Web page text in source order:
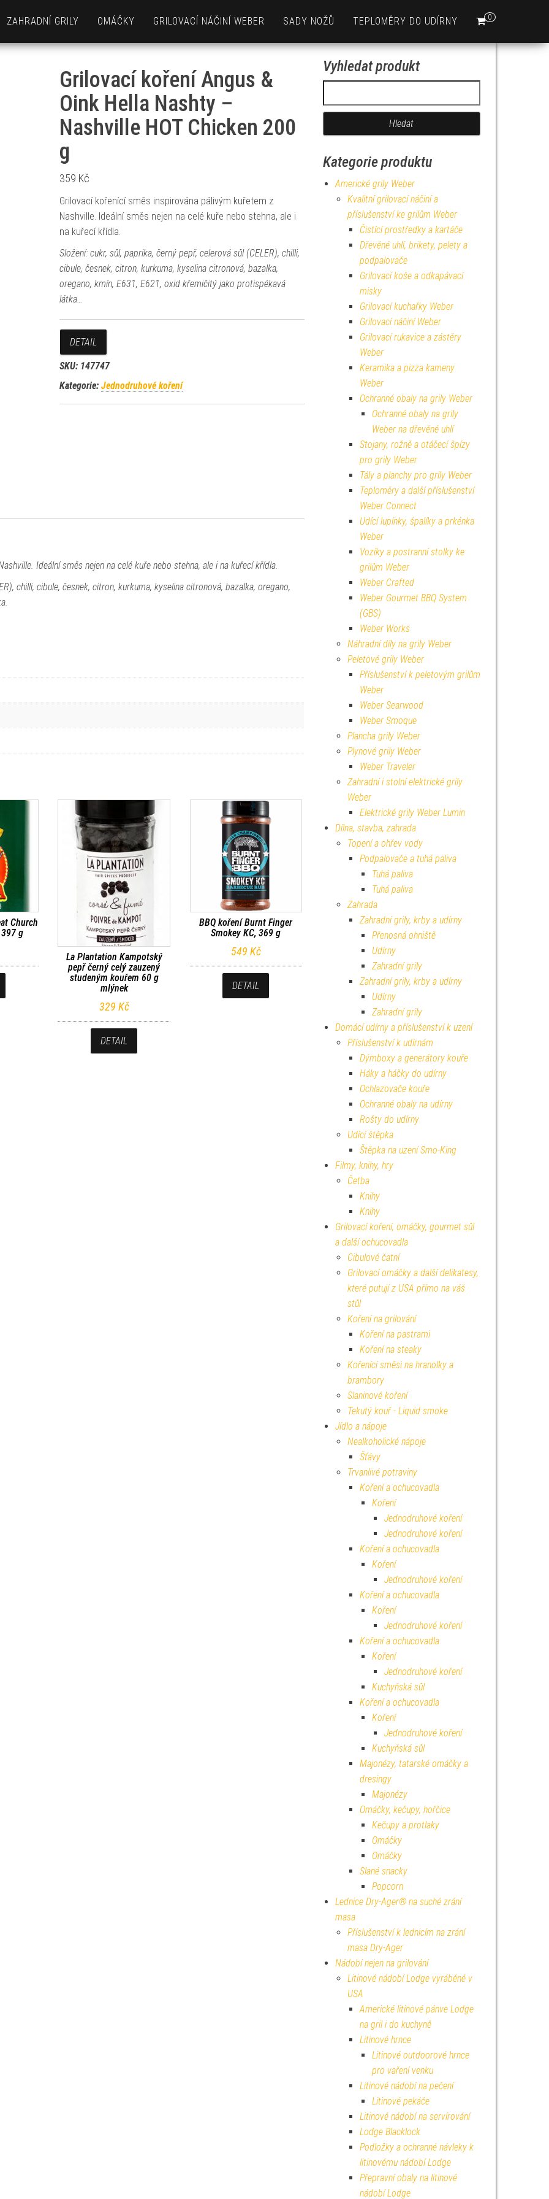
0
ZAHRADNÍ GRILY OMÁČKY GRILOVACÍ NÁČINÍ WEBER SADY NOŽŮ TEPLOMĚRY DO UDÍRNY
Grilovací koření Angus &
Oink Hella Nashty –
Nashville HOT Chicken 200
g
359 Kč
Grilovací kořenící směs inspirována pálivým kuřetem z
Nashville. Ideální směs nejen na celé kuře nebo stehna, ale i
na kuřecí křídla.
Složení: cukr, sůl, paprika, černý pepř, celerová sůl (CELER), chilli,
cibule, česnek, citron, kurkuma, kyselina citronová, bazalka,
oregano, kmín, E631, E621, oxid křemičitý jako protispékavá
látka…
DETAIL
SKU: 147747
Kategorie: Jednodruhové koření
Ideální směs nejen na celé kuře nebo stehna, ale i na kuřecí křídla.
chilli, cibule, česnek, citron, kurkuma, kyselina citronová, bazalka, oregano,
Church
g
La Plantation Kampotský
pepř černý celý zauzený
studeným kouřem 60 g
mlýnek
329 Kč
DETAIL
BBQ koření Burnt Finger
Smokey KC, 369 g
549 Kč
DETAIL
Vyhledat produkt
Kategorie produktu
Americké grily Weber
Kvalitní grilovací náčiní a
příslušenství ke grilům Weber
Čistící prostředky a kartáče
Dřevěné uhlí, brikety, pelety a
podpalovače
Grilovací koše a odkapávací
misky
Grilovací kuchařky Weber
Grilovací náčiní Weber
Grilovací rukavice a zástěry
Weber
Keramika a pizza kameny
Weber
Ochranné obaly na grily Weber
Ochranné obaly na grily
Weber na dřevěné uhlí
Stojany, rožně a otáčecí špízy
pro grily Weber
Tály a planchy pro grily Weber
Teploměry a další příslušenství
Weber Connect
Udící lupínky, špalíky a prkénka
Weber
Vozíky a postranní stolky ke
grilům Weber
Weber Crafted
Weber Gourmet BBQ System
(GBS)
Weber Works
Náhradní díly na grily Weber
Peletové grily Weber
Příslušenství k peletovým grilům
Weber
Weber Searwood
Weber Smoque
Plancha grily Weber
Plynové grily Weber
Weber Traveler
Zahradní i stolní elektrické grily
Weber
Elektrické grily Weber Lumin
Dílna, stavba, zahrada
Topení a ohřev vody
Podpalovače a tuhá paliva
Tuhá paliva
Tuhá paliva
Zahrada
Zahradní grily, krby a udírny
Přenosná ohniště
Udírny
Zahradní grily
Zahradní grily, krby a udírny
Udírny
Zahradní grily
Domácí udírny a příslušenství k uzení
Příslušenství k udírnám
Dýmboxy a generátory kouře
Háky a háčky do udírny
Ochlazovače kouře
Ochranné obaly na udírny
Rošty do udírny
Udící štěpka
Štěpka na uzení Smo-King
Filmy, knihy, hry
Četba
Knihy
Knihy
Grilovací koření, omáčky, gourmet sůl
a další ochucovadla
Cibulové čatní
Grilovací omáčky a další delikatesy,
které putují z USA přímo na váš
stůl
Koření na grilování
Koření na pastrami
Koření na steaky
Kořenící směsi na hranolky a
brambory
Slaninové koření
Tekutý kouř - Liquid smoke
Jídlo a nápoje
Nealkoholické nápoje
Šťávy
Trvanlivé potraviny
Koření a ochucovadla
Koření
Jednodruhové koření
Jednodruhové koření
Koření a ochucovadla
Koření
Jednodruhové koření
Koření a ochucovadla
Koření
Jednodruhové koření
Koření a ochucovadla
Koření
Jednodruhové koření
Kuchyňská sůl
Koření a ochucovadla
Koření
Jednodruhové koření
Kuchyňská sůl
Majonézy, tatarské omáčky a
dresingy
Majonézy
Omáčky, kečupy, hořčice
Kečupy a protlaky
Omáčky
Omáčky
Slané snacky
Popcorn
Lednice Dry-Ager® na suché zrání
masa
Příslušenství k lednicím na zrání
masa Dry-Ager
Nádobí nejen na grilování
Litinové nádobí Lodge vyráběné v
USA
Americké litinové pánve Lodge
na gril i do kuchyně
Litinové hrnce
Litinové outdoorové hrnce
pro vaření venku
Litinové nádobí na pečení
Litinové pekáče
Litinové nádobí na servírování
Lodge Blacklock
Podložky a ochranné návleky k
litinovému nádobí Lodge
Přepravní obaly na litinové
nádobí Lodge